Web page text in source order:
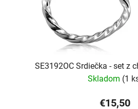
SE3192OC Srdiečka - set z
Skladom (1
€15,50